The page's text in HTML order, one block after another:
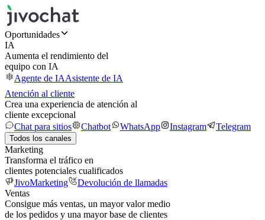
Oportunidades
IA
Aumenta el rendimiento del
equipo con IA
Agente de IAAsistente de IA
Atención al cliente
Crea una experiencia de atención al
cliente excepcional
Chat para sitios
Chatbot WhatsApp Instagram Telegram
Todos los canales
Marketing
Transforma el tráfico en
clientes potenciales cualificados
JivoMarketing
Devolución de llamadas
Ventas
Consigue más ventas, un mayor valor medio
de los pedidos y una mayor base de clientes